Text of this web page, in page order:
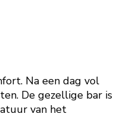
Na een dag vol
De gezellige bar is
van het